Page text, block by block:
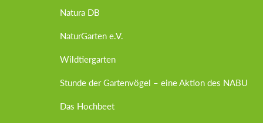
Natura DB
NaturGarten e.V.
Wildtiergarten
Stunde der Gartenvögel – eine Aktion des NABU
Das Hochbeet